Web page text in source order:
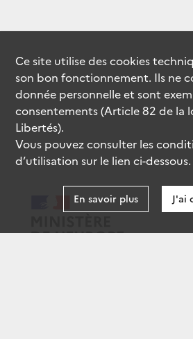
Ce site utilise descookies
son bon fonctionnement. Ils ne
donnée personnelle et sont
consentements (Article 82 de la
Libertés).
Vous pouvez consulter les
d’utilisation sur le lien ci-dessous.
En savoir plus J'ai